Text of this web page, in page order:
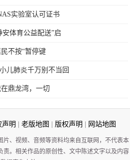
实验室认可证书
体育公益配送”启
不按“暂停键
儿肺炎千万别不当回
鼎龙湾，一切
声明 老版地图 版权声明 网站地图
片、视频、音频等资料均来自互联网，不代表本
责。相关作品的原创性、文中陈述文字以及内容